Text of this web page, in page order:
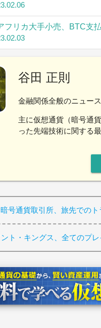
フリカ大手小売、BTC支
谷田 正則
金融関係全般のニュー
主に仮想通貨（暗号通
った先端技術に関する
号通貨取引所、旅先での
ト・キングス、全てのプ